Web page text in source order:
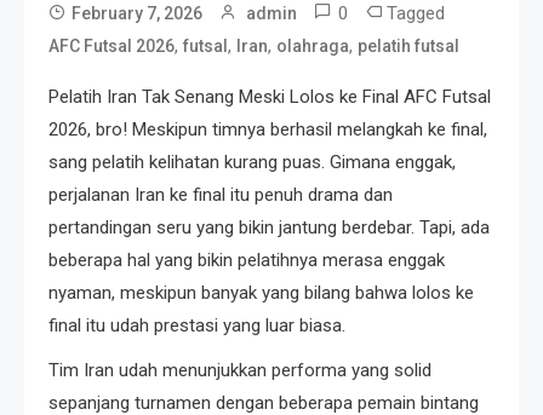
February 7, 2026 admin 0 Tagged
AFC Futsal 2026, futsal , Iran, olahraga, pelatih futsal
Pelatih Iran Tak Senang Meski Lolos ke Final AFC Futsal
2026, bro! Meskipun timnya berhasil melangkah ke final,
sang pelatih kelihatan kurang puas. Gimana enggak,
perjalanan Iran ke final itu penuh drama dan
pertandingan seru yang bikin jantung berdebar. Tapi, ada
beberapa hal yang bikin pelatihnya merasa enggak
nyaman, meskipun banyak yang bilang bahwa lolos ke
final itu udah prestasi yang luar biasa.
Tim Iran udah menunjukkan performa yang solid
sepanjang turnamen dengan beberapa pemain bintang